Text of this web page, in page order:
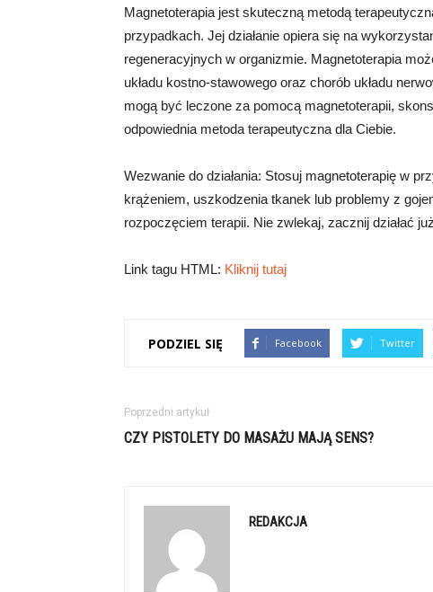
Magnetoterapia jest skuteczną metodą
przypadkach. Jej działanie opiera się na
regeneracyjnych w organizmie. Magnetoterapia
układu kostno-stawowego oraz chorób układu
mogą być leczone za pomocą magnetoterapii,
odpowiednia metoda terapeutyczna dla Ciebie.
Wezwanie do działania: Stosuj magnetoterapię w
krążeniem, uszkodzenia tkanek lub problemy z
rozpoczęciem terapii. Nie zwlekaj, zacznij działać
Link tagu HTML: Kliknij tutaj
PODZIEL SIĘ Facebook Twitter
Poprzedni artykuł
CZY PISTOLETY DO MASAŻU MAJĄ SENS?
REDAKCJA